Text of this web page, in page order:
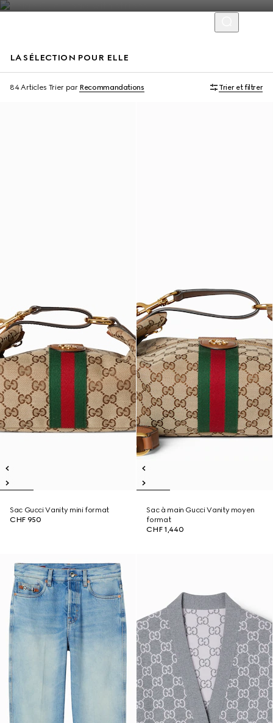
LA SÉLECTION POUR ELLE
84 Articles Trier par Recommandations Trier et filtrer
À personnaliser avec vos initiales
Sac Gucci Vanity mini format
CHF 950
À personnaliser avec vos initiales
Sac à main Gucci Vanity moyen
format
CHF 1,440